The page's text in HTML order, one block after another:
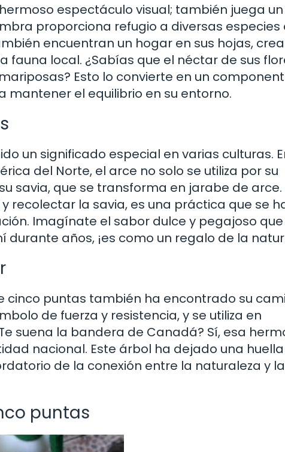
espectáculo visual; también juega
proporciona refugio a diversas especies
encuentran un hogar en sus hojas,
fauna local. ¿Sabías que el néctar de sus
Esto lo convierte en un
el equilibrio en su entorno.
un significado especial en varias culturas.
del Norte, el arce no solo se utiliza por su
savia, que se transforma en jarabe de arce.
recolectar la savia, es una práctica que se
Imagínate el sabor dulce y pegajoso
años, ¡es como un regalo de la
cinco puntas también ha encontrado su
de fuerza y resistencia, y se utiliza en
suena la bandera de Canadá? Sí, esa
nacional. Este árbol ha dejado una huella
de la conexión entre la naturaleza y la
puntas